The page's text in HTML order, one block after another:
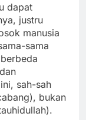
dapat
justru
manusia
sama
sah-sah
bukan